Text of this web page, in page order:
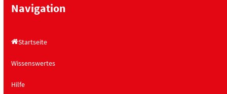
Navigation
Startseite
Wissenswertes
Hilfe